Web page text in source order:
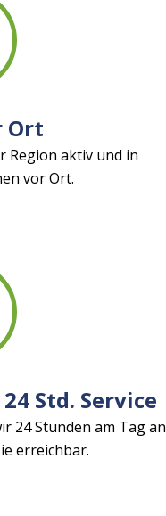
Ort
Region aktiv und in
vor Ort.
Std. Service
24 Stunden am Tag an
erreichbar.